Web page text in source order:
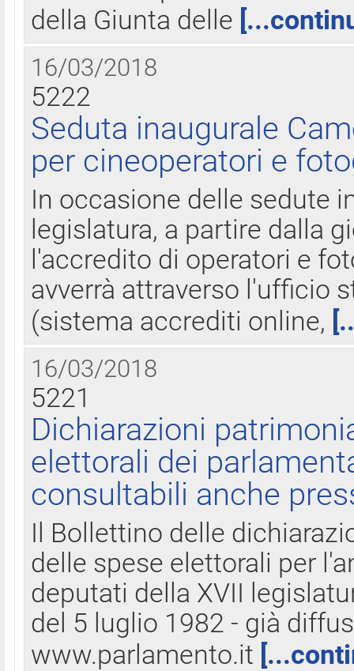
della Giunta delle
16/03/2018
5222
Seduta inaugurale
per cineoperatori e
In occasione delle sedute
legislatura, a partire dalla
l'accredito di operatori e
avverrà attraverso l'ufficio
(sistema accrediti online,
16/03/2018
5221
Dichiarazioni
elettorali dei
consultabili anche
Il Bollettino delle
delle spese elettorali per
deputati della XVII
del 5 luglio 1982 - già
www.parlamento.it